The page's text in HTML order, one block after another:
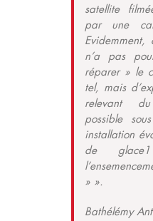
satellite
par une
Evidemment,
n’a pas
réparer » le
tel, mais
relevant
possible
installation
de
» ».
Bathélémy